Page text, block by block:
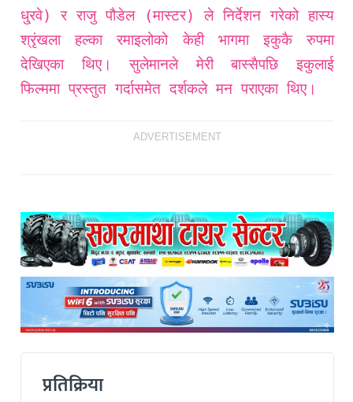
धु्रवे) र राजु पौडेल (मास्टर) ले निर्देशन गरेको हास्य
श्रृंखला हल्का रमाइलोको केही भागमा इकुकै रुपमा
देखिएका थिए। सुलेमानले मेरी बास्सैपछि इकुलाई
फिल्ममा प्रस्तुत गर्दासमेत दर्शकले मन पराएका थिए।
ADVERTISEMENT
प्रतिक्रिया